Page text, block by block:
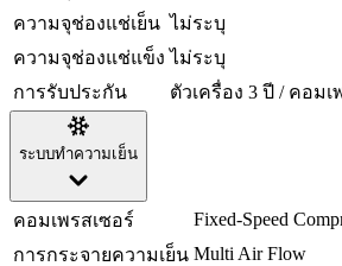
ความจุช่องแช่เย็น ไม่ระบุ
ความจุช่องแช่แข็ง ไม่ระบุ
การรับประกัน
ตัวเครื่อง 3 ปี / คอมเ
ระบบทำความเย็น
คอมเพรสเซอร์
Fixed-Speed
การกระจายความเย็น Multi Air Flow